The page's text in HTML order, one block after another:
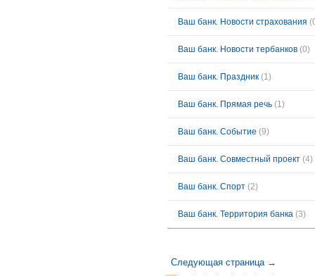
Ваш банк. Новости страхования
Ваш банк. Новости тербанков (0)
Ваш банк. Праздник (1)
Ваш банк. Прямая речь (1)
Ваш банк. Событие (9)
Ваш банк. Совместный проект (4)
Ваш банк. Спорт (2)
Ваш банк. Территория банка (3)
Следующая страница →